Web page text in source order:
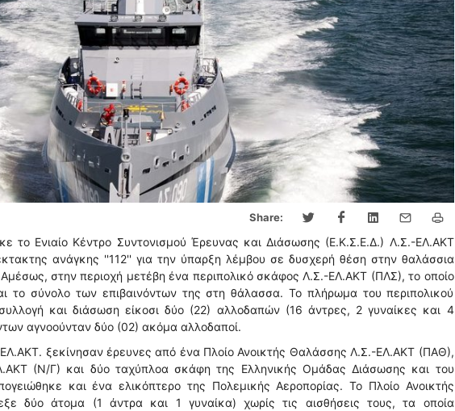
Share:
το Ενιαίο Κέντρο Συντονισμού Έρευνας και Διάσωσης (Ε.Κ.Σ.Ε.Δ.) Λ.Σ.-ΕΛ.ΑΚΤ
ανάγκης ''112'' για την ύπαρξη λέμβου σε δυσχερή θέση στην θαλάσσια
στην περιοχή μετέβη ένα περιπολικό σκάφος Λ.Σ.-ΕΛ.ΑΚΤ (ΠΛΣ), το οποίο
το σύνολο των επιβαινόντων της στη θάλασσα. Το πλήρωμα του περιπολικού
και διάσωση είκοσι δύο (22) αλλοδαπών (16 άντρες, 2 γυναίκες και 4
αγνοούνταν δύο (02) ακόμα αλλοδαποί.
ξεκίνησαν έρευνες από ένα Πλοίο Ανοικτής Θαλάσσης Λ.Σ.-ΕΛ.ΑΚΤ (ΠΑΘ),
(Ν/Γ) και δύο ταχύπλοα σκάφη της Ελληνικής Ομάδας Διάσωσης και του
και ένα ελικόπτερο της Πολεμικής Αεροπορίας. Το Πλοίο Ανοικτής
δύο άτομα (1 άντρα και 1 γυναίκα) χωρίς τις αισθήσεις τους, τα οποία